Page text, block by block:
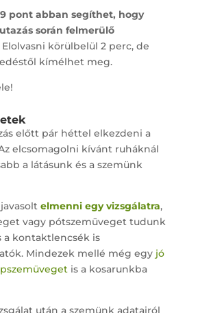
pont abban segíthet, hogy
során felmerülő
Elolvasni körülbelül 2 perc, de
kímélhet meg.
előtt pár héttel elkezdeni a
elcsomagolni kívánt ruháknál
a látásunk és a szemünk
elmenni egy vizsgálatra,
vagy pótszemüveget tudunk
a kontaktlencsék is
Mindezek mellé még egy jó
is a kosarunkba
után a szemünk adatairól